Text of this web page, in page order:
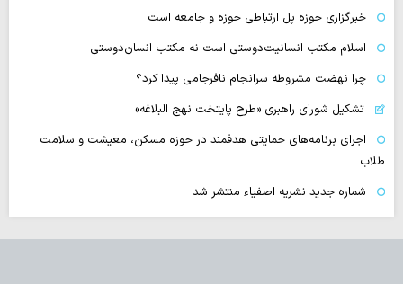
خبرگزاری حوزه پل ارتباطی حوزه و جامعه است
اسلام مکتب انسانیت‌دوستی است نه مکتب انسان‌دوستی
چرا نهضت مشروطه سرانجام نافرجامی پیدا کرد؟
تشکیل شورای راهبری «طرح پایتخت نهج البلاغه»
اجرای برنامه‌های حمایتی هدفمند در حوزه مسکن، معیشت و سلامت
طلاب
شماره جدید نشریه اصفیاء منتشر شد